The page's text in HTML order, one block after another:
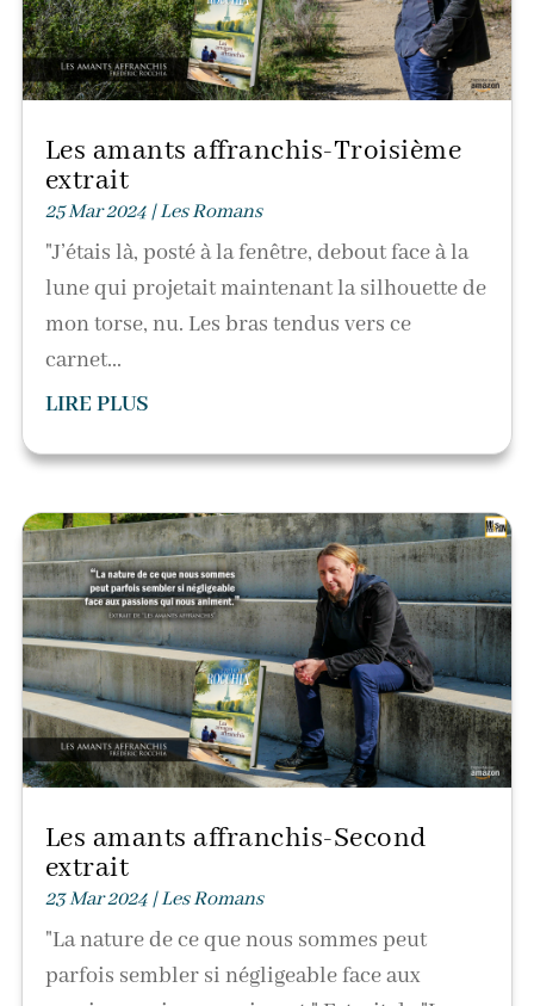
Les amants affranchis-Troisième
extrait
25 Mar 2024|Les Romans
"J’étais là, posté à la fenêtre, debout face à la
lune qui projetait maintenant la silhouette de
mon torse, nu. Les bras tendus vers ce
carnet...
LIRE PLUS
Les amants affranchis-Second
extrait
23 Mar 2024|Les Romans
"La nature de ce que nous sommes peut
parfois sembler si négligeable face aux